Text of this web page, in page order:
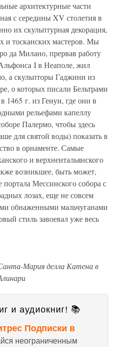
архитектурные части
с середины XV столетия в
их скульптурная декорация,
и тосканских мастеров. Мы
да Милано, прервав работу
I в Неаполе, жил
а скульпторы Гаджини из
о которых писали Бельтрами
1465 г. из Генуи, где они в
рельефами капеллу
Палермо, чтобы здесь
для святой воды) показать в
в орнаменте. Самые
и верхнеитальянского
возникшее, быть может,
Мессинского собора с
лозах, еще не совсем
обнаженными мальчуганами
стиль завоевал уже весь
Мария делла Катена в
и аудиокниг! 📚
Подписки в
неограниченным